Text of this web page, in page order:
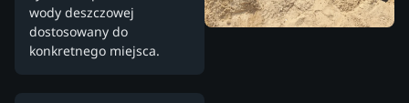
wody deszczowej
dostosowany do
konkretnego miejsca.